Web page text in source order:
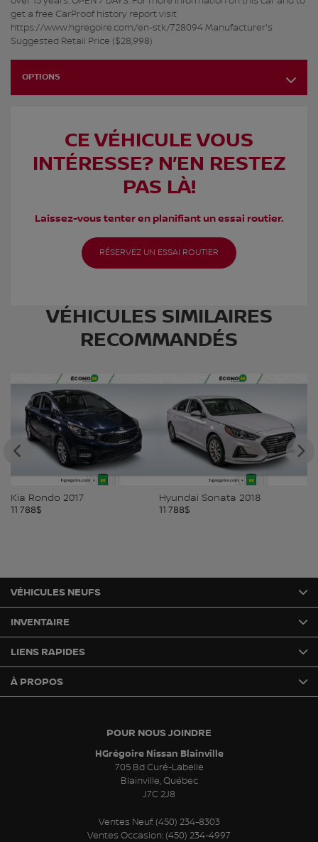
get a free CarProof history report visit
https://www.hgregoire.com/en-stk/728094 Manufacturer's
Suggested Retail Price ($28,998)
OPTIONS
CE VÉHICULE VOUS
INTÉRESSE? N’EN RESTEZ
PAS LÀ!
Laissez-vous tenter en planifiant un essai routier.
RÉSERVEZ UN ESSAI ROUTIER
VÉHICULES SIMILAIRES
RECOMMANDÉS
Kia Rondo 2017
11 788$
Hyundai Sonata 2018
11 788$
POUR NOUS JOINDRE
HGrégoire Nissan Blainville
705 Bd Curé-Labelle
Blainville,Québec
J7C 2J8
Ventes Neuf: (450) 234-8303
Ventes Occasion: (450) 234-4997
VÉHICULES NEUFS
INVENTAIRE
LIENS RAPIDES
À PROPOS